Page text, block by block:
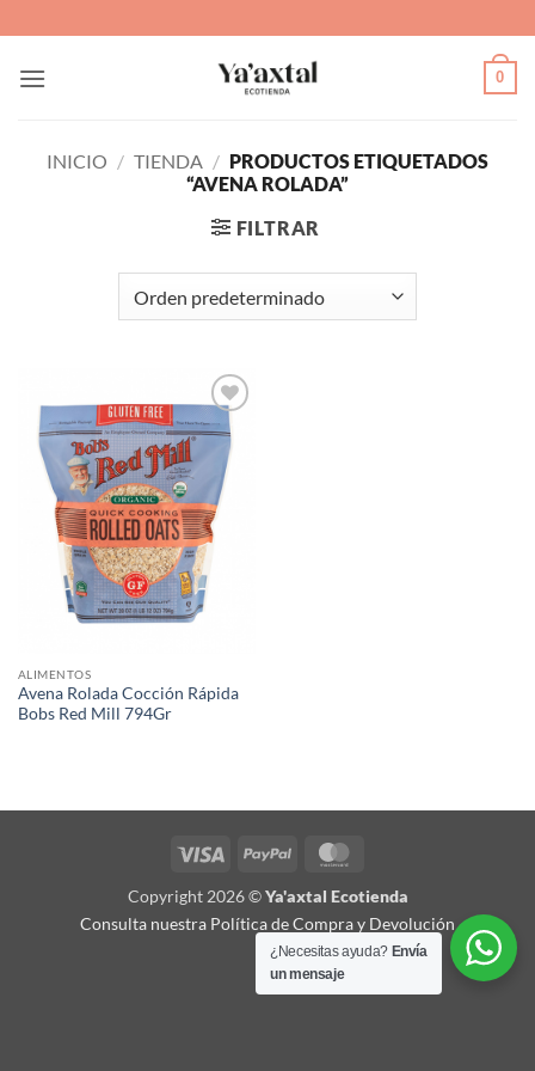
al
contenido
0
INICIO / TIENDA / PRODUCTOS ETIQUETADOS
“AVENA ROLADA”
FILTRAR
Agregar
a Lista
Deseos
ALIMENTOS
Avena Rolada Cocción Rápida
Bobs Red Mill 794Gr
Visa PayPal
Copyright 2026 ©Ya'axtal Ecotienda
Consulta nuestra Política de Compra y Devolución
¿Necesitas ayuda? Envía
un mensaje